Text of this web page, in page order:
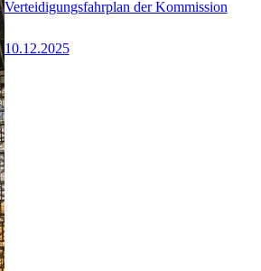
Verteidigungsfahrplan der Kommission
10.12.2025